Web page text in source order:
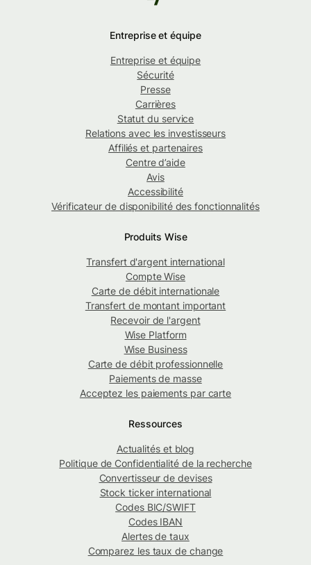
Entreprise et équipe
Entreprise et équipe
Sécurité
Presse
Carrières
Statut du service
Relations avec les investisseurs
Affiliés et partenaires
Centre d’aide
Avis
Accessibilité
Vérificateur de disponibilité des fonctionnalités
Produits Wise
Transfert d'argent international
Compte Wise
Carte de débit internationale
Transfert de montant important
Recevoir de l'argent
Wise Platform
Wise Business
Carte de débit professionnelle
Paiements de masse
Acceptez les paiements par carte
Ressources
Actualités et blog
Politique de Confidentialité de la recherche
Convertisseur de devises
Stock ticker international
Codes BIC/SWIFT
Codes IBAN
Alertes de taux
Comparez les taux de change